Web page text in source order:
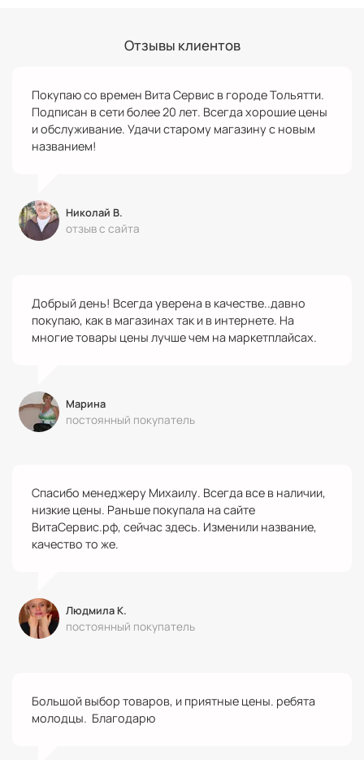
Отзывы клиентов
Покупаю со времен Вита Сервис в городе Тольятти.
Подписан в сети более 20 лет. Всегда хорошие цены
и обслуживание. Удачи старому магазину с новым
названием!
Николай В.
отзыв с сайта
Добрый день! Всегда уверена в качестве..давно
покупаю, как в магазинах так и в интернете. На
многие товары цены лучше чем на маркетплайсах.
Марина
постоянный покупатель
Спасибо менеджеру Михаилу. Всегда все в наличии,
низкие цены. Раньше покупала на сайте
ВитаСервис.рф, сейчас здесь. Изменили название,
качество то же.
Людмила К.
постоянный покупатель
Большой выбор товаров, и приятные цены. ребята
молодцы. Благодарю